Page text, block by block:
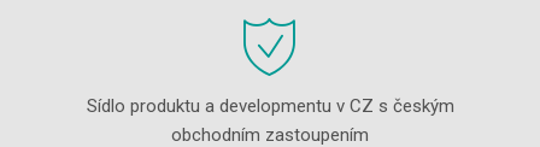
Sídlo produktu a developmentu v CZ s českým
obchodním zastoupením